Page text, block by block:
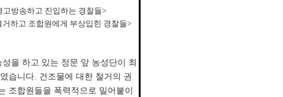
방송하고 진입하는 경찰들>
하고 조합원에게 부상입힌 경찰들>
을 하고 있는 정문 앞 농성단이 최
습니다. 건조물에 대한 철거의 권
조합원들을 폭력적으로 밀어붙이